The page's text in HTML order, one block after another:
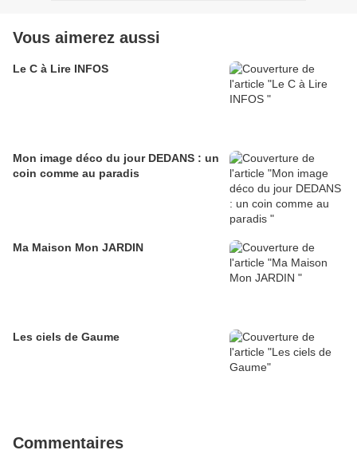
Vous aimerez aussi
Le C à Lire INFOS
Mon image déco du jour DEDANS : un
coin comme au paradis
Ma Maison Mon JARDIN
Les ciels de Gaume
Commentaires